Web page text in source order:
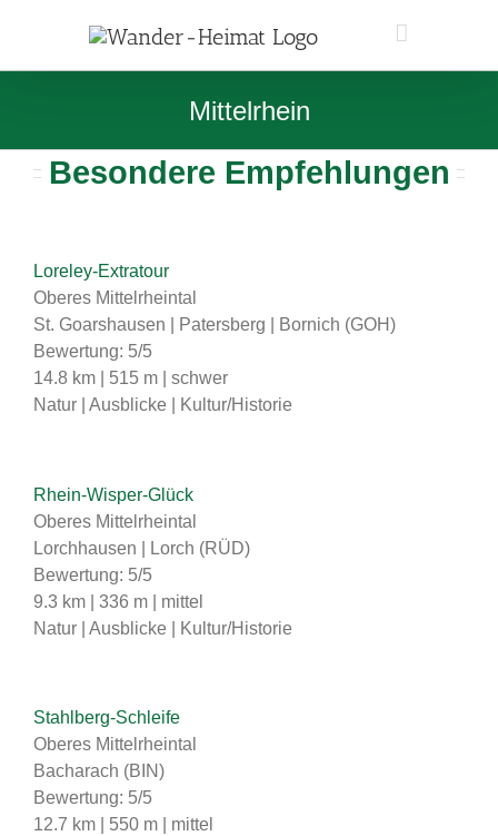
Mittelrhein
Besondere Empfehlungen
Loreley-Extratour
Oberes Mittelrheintal
St. Goarshausen | Patersberg | Bornich (GOH)
Bewertung: 5/5
14.8 km | 515 m | schwer
Natur | Ausblicke | Kultur/Historie
Rhein-Wisper-Glück
Oberes Mittelrheintal
Lorchhausen | Lorch (RÜD)
Bewertung: 5/5
9.3 km | 336 m | mittel
Natur | Ausblicke | Kultur/Historie
Stahlberg-Schleife
Oberes Mittelrheintal
Bacharach (BIN)
Bewertung: 5/5
12.7 km | 550 m | mittel